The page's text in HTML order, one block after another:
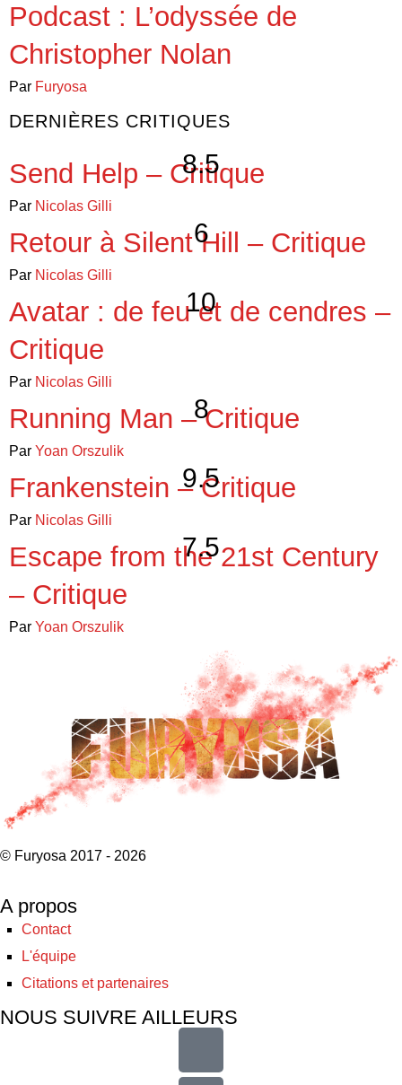
Podcast : L’odyssée de
Christopher Nolan
Par Furyosa
DERNIÈRES CRITIQUES
8.5
Send Help – Critique
Par Nicolas Gilli
6
Retour à Silent Hill – Critique
Par Nicolas Gilli
10
Avatar : de feu et de cendres –
Critique
Par Nicolas Gilli
8
Running Man – Critique
Par Yoan Orszulik
9.5
Frankenstein – Critique
Par Nicolas Gilli
7.5
Escape from the 21st Century
– Critique
Par Yoan Orszulik
© Furyosa 2017 - 2026
A propos
Contact
L'équipe
Citations et partenaires
NOUS SUIVRE AILLEURS